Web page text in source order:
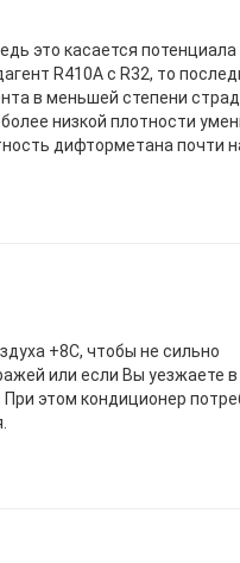
это касается потенциала
R410A с R32, то
в меньшей степени
низкой плотности
дифторметана почти
+8С, чтобы не сильно
или если Вы уезжаете в
этом кондиционер